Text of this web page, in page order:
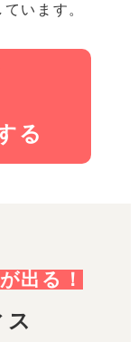
います。
る
出る！
ス